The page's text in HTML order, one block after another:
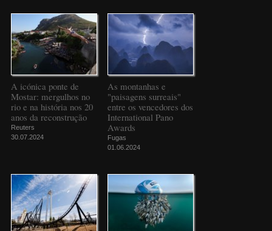
A icónica ponte de
Mostar: mergulhos no
rio e na história nos 20
anos da reconstrução
Reuters
30.07.2024
As montanhas e
"paisagens surreais"
entre os vencedores dos
International Pano
Awards
Fugas
01.06.2024